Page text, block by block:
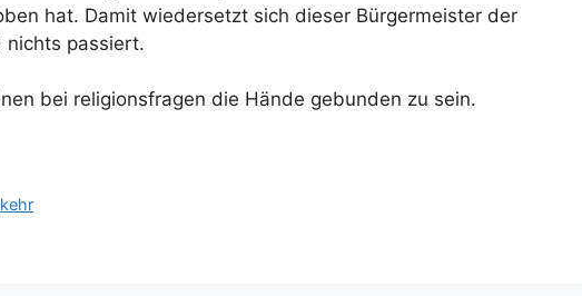
hat. Damit wiedersetzt sich dieser Bürgermeister der
nichts passiert.
bei religionsfragen die Hände gebunden zu sein.